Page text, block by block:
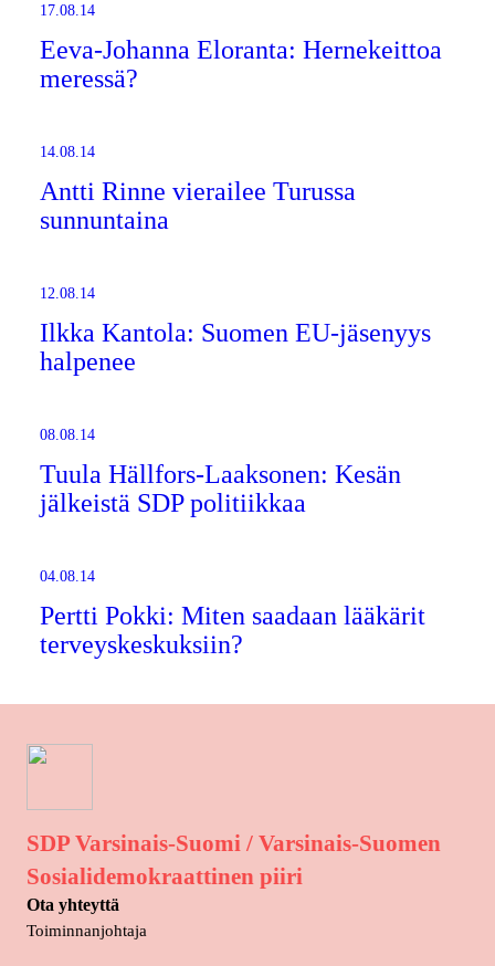
17.08.14
Eeva-Johanna Eloranta: Hernekeittoa
meressä?
14.08.14
Antti Rinne vierailee Turussa
sunnuntaina
12.08.14
Ilkka Kantola: Suomen EU-jäsenyys
halpenee
08.08.14
Tuula Hällfors-Laaksonen: Kesän
jälkeistä SDP politiikkaa
04.08.14
Pertti Pokki: Miten saadaan lääkärit
terveyskeskuksiin?
SDP Varsinais-Suomi / Varsinais-Suomen
Sosialidemokraattinen piiri
Ota yhteyttä
Toiminnanjohtaja